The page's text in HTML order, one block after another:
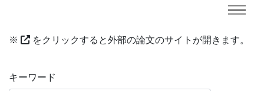
※ をクリックすると外部の論文のサイトが開きます。
研究業績に対する検索条件
キーワード